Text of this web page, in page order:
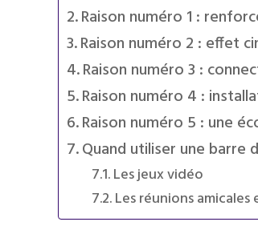
Raison numéro 1 :
Raison numéro 2 : effet
Raison numéro 3 :
Raison numéro 4 :
Raison numéro 5 : une
Quand utiliser une barre
Les jeux vidéo
Les réunions